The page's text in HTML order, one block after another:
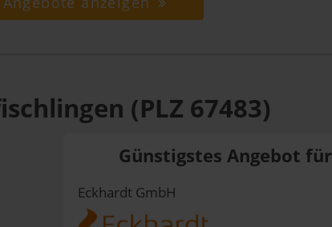
(PLZ 67483)
Günstigstes Angebot für
Eckhardt GmbH